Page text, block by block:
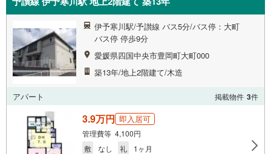
伊予寒川駅/予讃線 バス5分/バス停：大町
バス停 停歩9分
愛媛県四国中央市豊岡町大町000
築13年/地上2階建て/木造
アパート 掲載物件 3件
3.9万円 即入居可
管理費等 4,100円
敷
なし 礼 1ヶ月